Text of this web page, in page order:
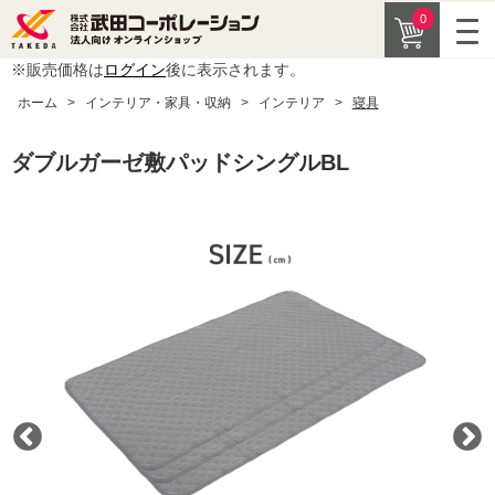
0
※販売価格はログイン後に表示されます。
ホーム > インテリア・家具・収納 > インテリア > 寝具
ダブルガーゼ敷パッドシングルBL